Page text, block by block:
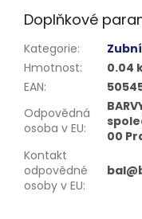
Doplňkové
Kategorie:
Hmotnost:
0.04
EAN:
Odpovědná
osoba v EU:
00
Kontakt
odpovědné
osoby v EU: